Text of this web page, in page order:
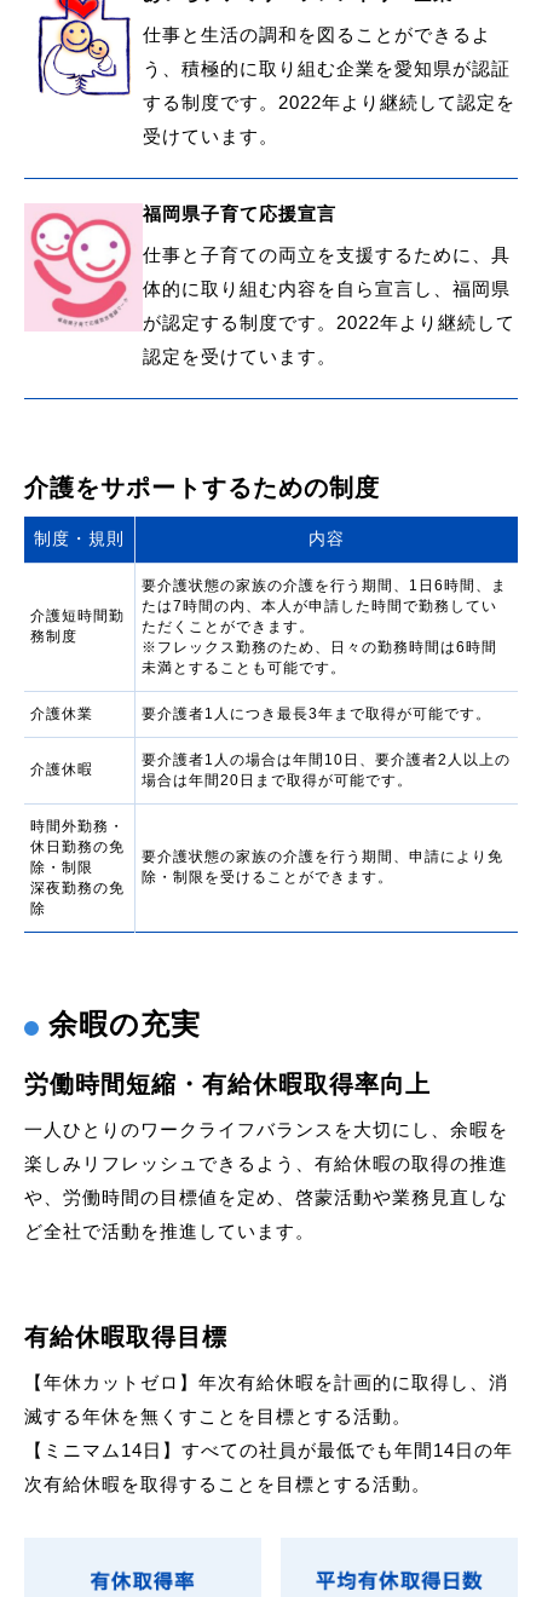
仕事と生活の調和を図ることができるよ
う、積極的に取り組む企業を愛知県が認証
する制度です。2022年より継続して認定を
受けています。
福岡県子育て応援宣言
仕事と子育ての両立を支援するために、具
体的に取り組む内容を自ら宣言し、福岡県
が認定する制度です。2022年より継続して
認定を受けています。
介護をサポートするための制度
制度・規則 内容
介護短時間勤
務制度
要介護状態の家族の介護を行う期間、1日6時間、ま
たは7時間の内、本人が申請した時間で勤務してい
ただくことができます。
※フレックス勤務のため、日々の勤務時間は6時間
未満とすることも可能です。
介護休業 要介護者1人につき最長3年まで取得が可能です。
介護休暇
要介護者1人の場合は年間10日、要介護者2人以上の
場合は年間20日まで取得が可能です。
時間外勤務・
休日勤務の免
除・制限
深夜勤務の免
除
要介護状態の家族の介護を行う期間、申請により免
除・制限を受けることができます。
余暇の充実
労働時間短縮・有給休暇取得率向上
一人ひとりのワークライフバランスを大切にし、余暇を
楽しみリフレッシュできるよう、有給休暇の取得の推進
や、労働時間の目標値を定め、啓蒙活動や業務見直しな
ど全社で活動を推進しています。
有給休暇取得目標
【年休カットゼロ】年次有給休暇を計画的に取得し、消
滅する年休を無くすことを目標とする活動。
【ミニマム14日】すべての社員が最低でも年間14日の年
次有給休暇を取得することを目標とする活動。